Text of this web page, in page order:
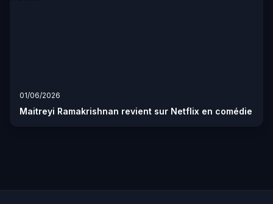
01/06/2026
Maitreyi Ramakrishnan revient sur Netflix en comédie